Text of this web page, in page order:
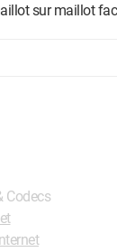
sur maillot
Codecs